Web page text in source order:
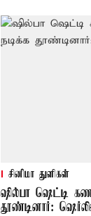
சினிமா துளிகள்
ஷில்பா ஷெட்டி
தூண்டினார்: